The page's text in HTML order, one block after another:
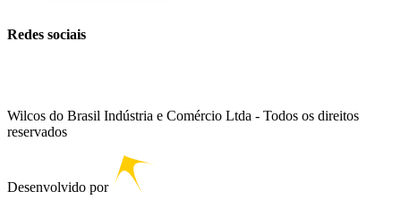
Redes sociais
Wilcos do Brasil Indústria e Comércio Ltda - Todos os direitos
reservados
Desenvolvido por